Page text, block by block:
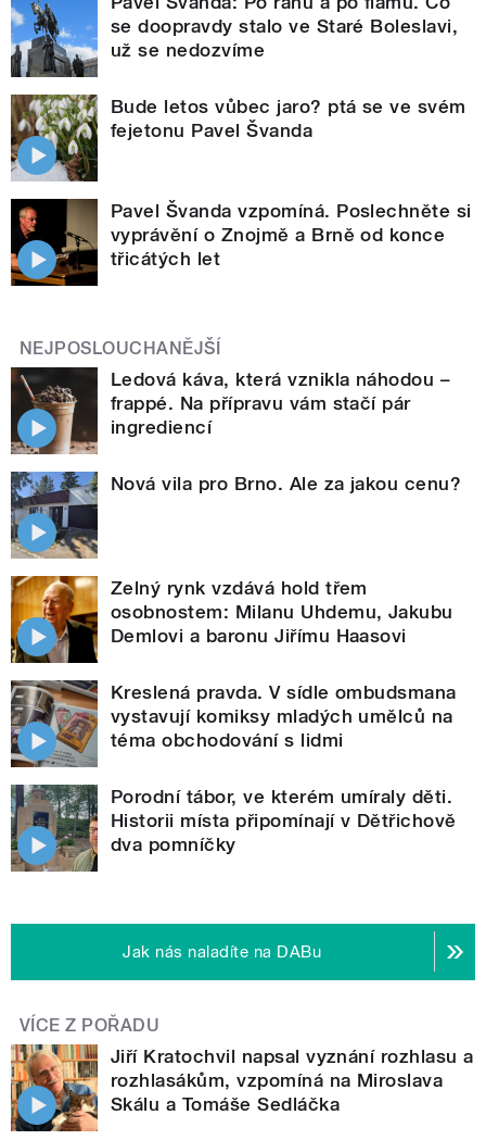
se doopravdy stalo ve Staré Boleslavi,
už se nedozvíme
Bude letos vůbec jaro? ptá se ve svém
fejetonu Pavel Švanda
Pavel Švanda vzpomíná. Poslechněte si
vyprávění o Znojmě a Brně od konce
třicátých let
NEJPOSLOUCHANĚJŠÍ
Ledová káva, která vznikla náhodou –
frappé. Na přípravu vám stačí pár
ingrediencí
Nová vila pro Brno. Ale za jakou cenu?
Zelný rynk vzdává hold třem
osobnostem: Milanu Uhdemu, Jakubu
Demlovi a baronu Jiřímu Haasovi
Kreslená pravda. V sídle ombudsmana
vystavují komiksy mladých umělců na
téma obchodování s lidmi
Porodní tábor, ve kterém umíraly děti.
Historii místa připomínají v Dětřichově
dva pomníčky
Jak nás naladíte na DABu
VÍCE Z POŘADU
Jiří Kratochvil napsal vyznání rozhlasu a
rozhlasákům, vzpomíná na Miroslava
Skálu a Tomáše Sedláčka